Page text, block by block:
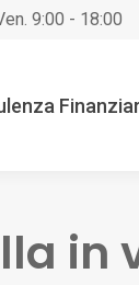
9:00 - 18:00
in